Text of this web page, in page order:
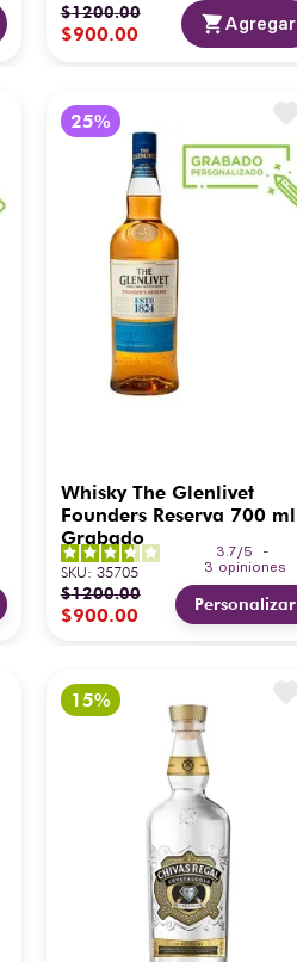
$1200.00
$900.00 Agregar
Whisky The Glenlivet
Founders Reserva 700 ml
Grabado
3.7/5
-
3 opiniones
SKU: 35705
$1200.00
$900.00 Personalizar